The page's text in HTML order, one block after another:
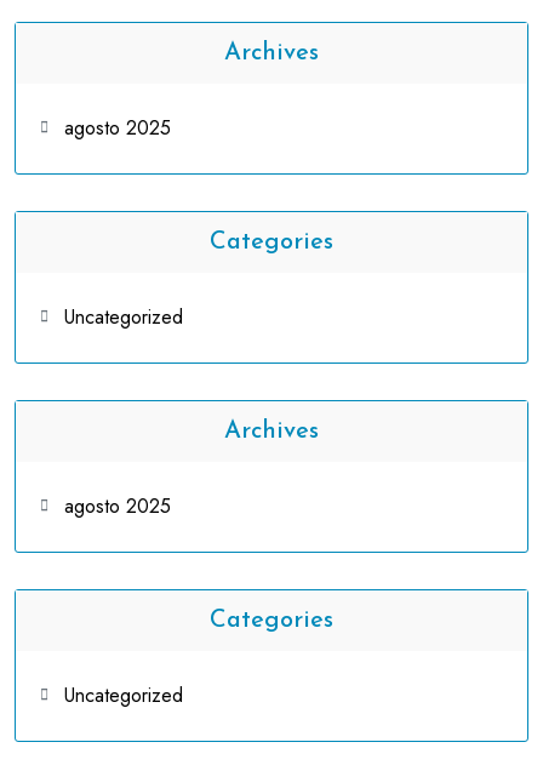
Archives
agosto 2025
Categories
Uncategorized
Archives
agosto 2025
Categories
Uncategorized